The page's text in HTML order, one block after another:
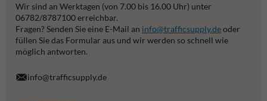
Wir sind an Werktagen (von 7.00 bis 16.00 Uhr) unter
06782/8787100 erreichbar.
Fragen? Senden Sie eine E-Mail an info@trafficsupply.deoder
füllen Sie das Formular aus und wir werden so schnell wie
möglich antworten.
info@trafficsupply.de